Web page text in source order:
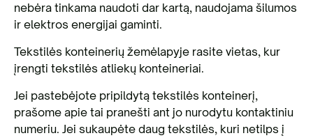
nebėra tinkama naudoti dar kartą, naudojama šilumos
ir elektros energijai gaminti.
Tekstilės konteinerių žemėlapyje rasite vietas, kur
įrengti tekstilės atliekų konteineriai.
Jei pastebėjote pripildytą tekstilės konteinerį,
prašome apie tai pranešti ant jo nurodytu kontaktiniu
numeriu. Jei sukaupėte daug tekstilės, kuri netilps į